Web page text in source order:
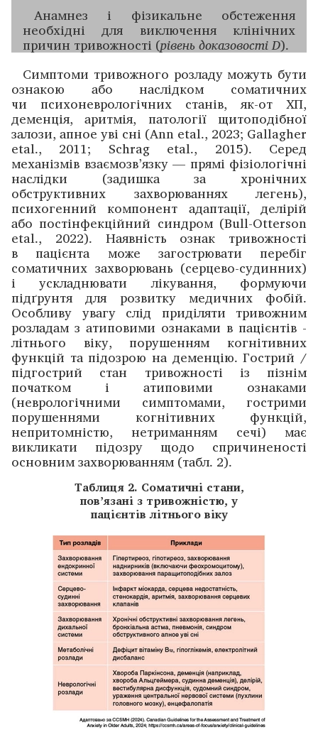
Анамнез і фізикальне обстеження
необхідні для виключення клінічних
причин тривожності (рівень дока­зовості D).
Симптоми тривожного розладу можуть бути
ознакою або наслідком соматичних
чи психоневрологічних станів, як-от ХП,
деменція, аритмія, патології щитоподібної
залози, апное уві сні (Ann etal., 2023; Gallagher
etal., 2011; Schrag etal., 2015). Серед
механізмів взаємозв’язку — прямі фізіологічні
наслідки (задишка за хронічних
обструктивних захворюваннях легень),
психогенний компонент адаптації, делірій
або постінфекційний синдром (Bull-Otterson
etal., 2022). Наявність ознак тривожності
в пацієнта може загострювати перебіг
соматичних захворювань (серцево-судинних)
і ускладнювати лікування, формуючи
підґрунтя для розвитку медичних фобій.
Особливу увагу слід приділяти тривожним
розладам з атиповими ознаками в пацієнтів ­
літнього віку, порушенням когнітивних
функцій та підозрою на деменцію. Гострий /
підгострий стан тривожності із пізнім
початком і атиповими ознаками
(неврологічними симптомами, гострими
порушеннями когнітивних функцій,
непритомністю, нетриманням сечі) має
викликати підозру щодо спричиненості
основним захворюванням (табл. 2).
Таблиця 2. Соматичні стани,
пов’язані з тривожністю, у
пацієнтів літнього віку